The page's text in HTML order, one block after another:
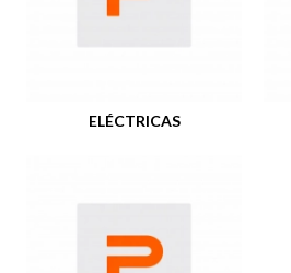
ELÉCTRICAS